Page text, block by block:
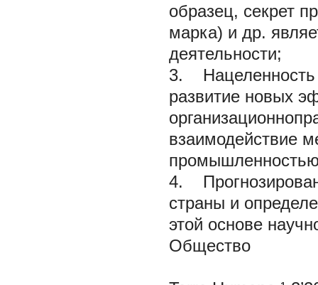
образец, секрет
марка) и др.
деятельности;
3. Нацеленность
развитие новых
взаимодействие
4.
страны и
этой основе
Общество